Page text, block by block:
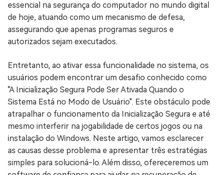
essencial na segurança do computador no mundo digital
de hoje, atuando como um mecanismo de defesa,
assegurando que apenas programas seguros e
autorizados sejam executados.
Entretanto, ao ativar essa funcionalidade no sistema, os
usuários podem encontrar um desafio conhecido como
"A Inicialização Segura Pode Ser Ativada Quando o
Sistema Está no Modo de Usuário". Este obstáculo pode
atrapalhar o funcionamento da Inicialização Segura e até
mesmo interferir na jogabilidade de certos jogos ou na
instalação do Windows. Neste artigo, vamos esclarecer
as causas desse problema e apresentar três estratégias
simples para solucioná-lo. Além disso, ofereceremos um